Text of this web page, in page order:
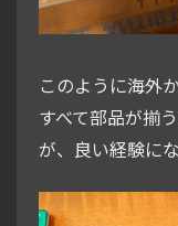
このように海外
すべて部品が揃
が、良い経験に